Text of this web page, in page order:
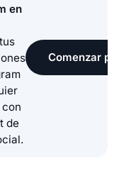
en
de
Comenzar